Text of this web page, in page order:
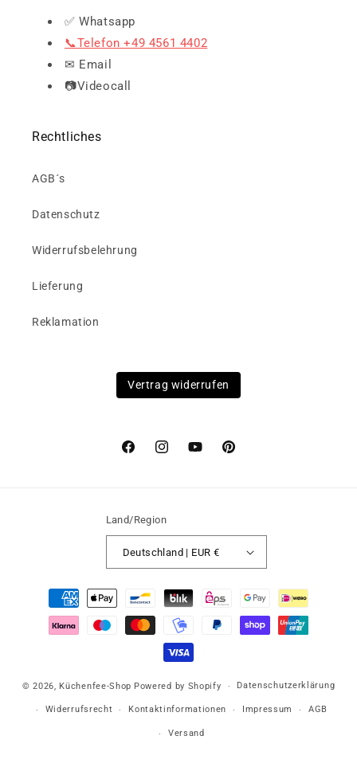
✅ Whatsapp
📞Telefon +49 4561 4402
✉ Email
📷Videocall
Rechtliches
AGB´s
Datenschutz
Widerrufsbelehrung
Lieferung
Reklamation
Vertrag widerrufen
FacebookInstagramYouTubePinterest
Land/Region
Deutschland | EUR €
Zahlungsmethoden
© 2026, Küchenfee-Shop Powered by Shopify Datenschutzerklärung
Widerrufsrecht Kontaktinformationen Impressum AGB
Versand